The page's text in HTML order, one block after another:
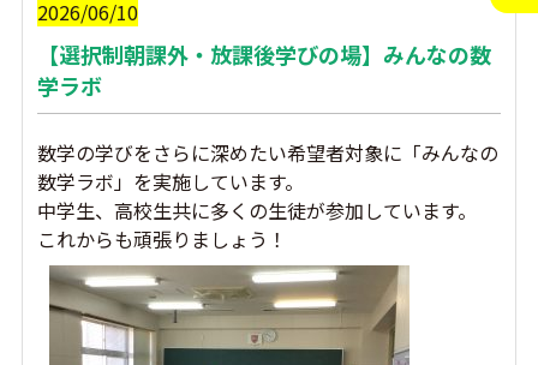
2026/06/10
【選択制朝課外・放課後学びの場】みんなの数
学ラボ
数学の学びをさらに深めたい希望者対象に「みんなの
数学ラボ」を実施しています。
中学生、高校生共に多くの生徒が参加しています。
これからも頑張りましょう！